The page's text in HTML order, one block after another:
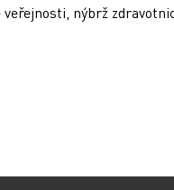
Sdílená péče je
rád, že tento koncept
nýbrž